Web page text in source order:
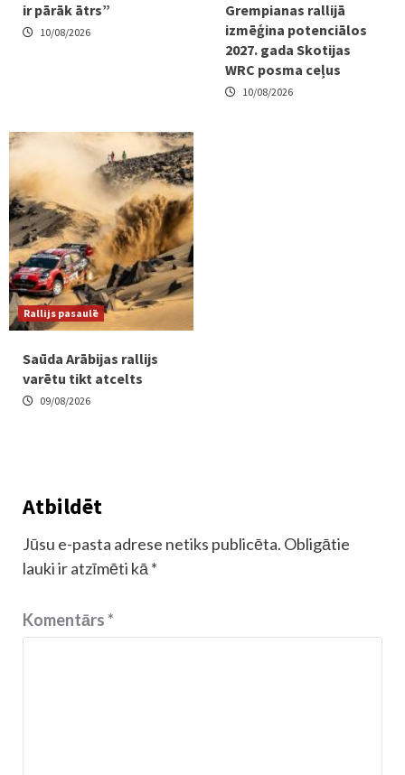
ir pārāk ātrs”
10/08/2026
Grempianas rallijā
izmēģina potenciālos
2027. gada Skotijas
WRC posma ceļus
10/08/2026
Rallijs pasaulē
Saūda Arābijas rallijs
varētu tikt atcelts
09/08/2026
Atbildēt
Jūsu e-pasta adrese netiks publicēta. Obligātie
lauki ir atzīmēti kā *
Komentārs*